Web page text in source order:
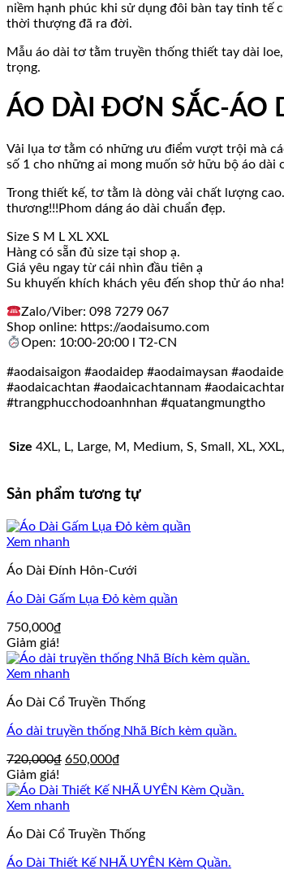
niềm hạnh phúc khi sử dụng đôi bàn tay tinh tế
thời thượng đã ra đời.
Mẫu áo dài tơ tằm truyền thống thiết tay dài
trọng.
ÁO DÀI ĐƠN SẮC-ÁO
Vải lụa tơ tằm có những ưu điểm vượt trội mà
số 1 cho những ai mong muốn sở hữu bộ áo dài
Trong thiết kế, tơ tằm là dòng vải chất lượng
thương!!!Phom dáng áo dài chuẩn đẹp.
Size S M L XL XXL
Hàng có sẵn đủ size tại shop ạ.
Giá yêu ngay từ cái nhìn đầu tiên ạ
Su khuyến khích khách yêu đến shop thử áo nha!
Zalo/Viber: 098 7279 067
Shop online: https://aodaisumo.com
Open: 10:00-20:00 l T2-CN
#aodaisaigon #aodaidep #aodaimaysan
#aodaicachtan #aodaicachtannam
#trangphucchodoanhnhan #quatangmungtho
Size 4XL, L, Large, M, Medium, S, Small, XL,
Sản phẩm tương tự
Xem nhanh
Áo Dài Đính Hôn-Cưới
Áo Dài Gấm Lụa Đỏ kèm quần
750,000₫
Giảm giá!
Xem nhanh
Áo Dài Cổ Truyền Thống
Áo dài truyền thống Nhã Bích kèm quần.
720,000₫ Giá
là:
720,000₫.
650,000₫
tại
Giảm giá!
Xem nhanh
Áo Dài Cổ Truyền Thống
Áo Dài Thiết Kế NHÃ UYÊN Kèm Quần.